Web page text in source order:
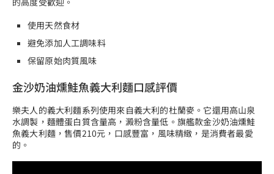
使用天然食材
避免添加人工調味料
保留原始肉質風味
金沙奶油燻鮭魚義大利麵口感評價
樂夫人的義大利麵系列使用來自義大利的杜蘭麥。它還用高山泉
水調製，麵體蛋白質含量高，澱粉含量低。旗艦款金沙奶油燻鮭
魚義大利麵，售價210元，口感豐富，風味精緻，是消費者最愛
的。